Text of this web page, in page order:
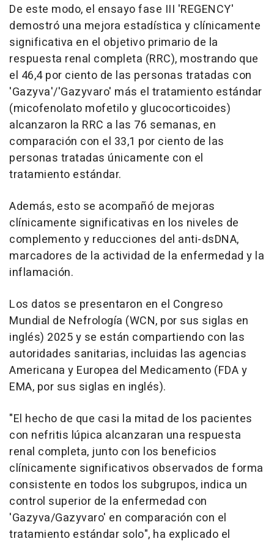
De este modo, el ensayo fase III 'REGENCY'
demostró una mejora estadística y clínicamente
significativa en el objetivo primario de la
respuesta renal completa (RRC), mostrando que
el 46,4 por ciento de las personas tratadas con
'Gazyva'/'Gazyvaro' más el tratamiento estándar
(micofenolato mofetilo y glucocorticoides)
alcanzaron la RRC a las 76 semanas, en
comparación con el 33,1 por ciento de las
personas tratadas únicamente con el
tratamiento estándar.
Además, esto se acompañó de mejoras
clínicamente significativas en los niveles de
complemento y reducciones del anti-dsDNA,
marcadores de la actividad de la enfermedad y la
inflamación.
Los datos se presentaron en el Congreso
Mundial de Nefrología (WCN, por sus siglas en
inglés) 2025 y se están compartiendo con las
autoridades sanitarias, incluidas las agencias
Americana y Europea del Medicamento (FDA y
EMA, por sus siglas en inglés).
"El hecho de que casi la mitad de los pacientes
con nefritis lúpica alcanzaran una respuesta
renal completa, junto con los beneficios
clínicamente significativos observados de forma
consistente en todos los subgrupos, indica un
control superior de la enfermedad con
'Gazyva/Gazyvaro' en comparación con el
tratamiento estándar solo", ha explicado el